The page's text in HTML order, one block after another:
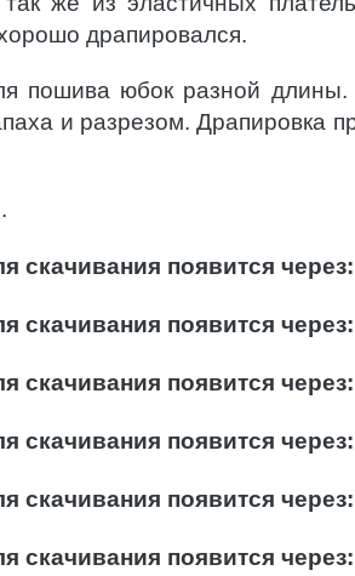
драпировался.
пошива юбок разной
и разрезом. Драпировка
скачивания появится через:
скачивания появится через:
скачивания появится через:
скачивания появится через:
скачивания появится через:
скачивания появится через: